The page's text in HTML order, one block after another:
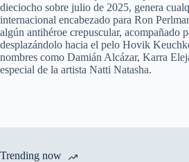
dieciocho sobre julio de 2025, genera
internacional encabezado para Ron
algún antihéroe crepuscular, acompañado
desplazándolo hacia el pelo Hovik
nombres como Damián Alcázar, Karra
especial de la artista Natti Natasha.
Trending now